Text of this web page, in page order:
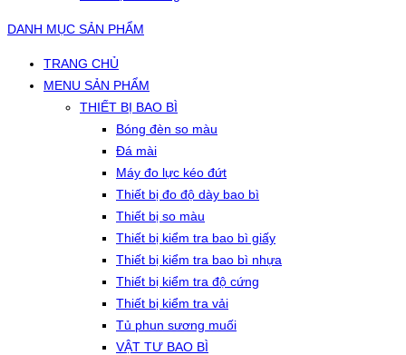
DANH MỤC SẢN PHẨM
TRANG CHỦ
MENU SẢN PHẨM
THIẾT BỊ BAO BÌ
Bóng đèn so màu
Đá mài
Máy đo lực kéo đứt
Thiết bị đo độ dày bao bì
Thiết bị so màu
Thiết bị kiểm tra bao bì giấy
Thiết bị kiểm tra bao bì nhựa
Thiết bị kiểm tra độ cứng
Thiết bị kiểm tra vải
Tủ phun sương muối
VẬT TƯ BAO BÌ